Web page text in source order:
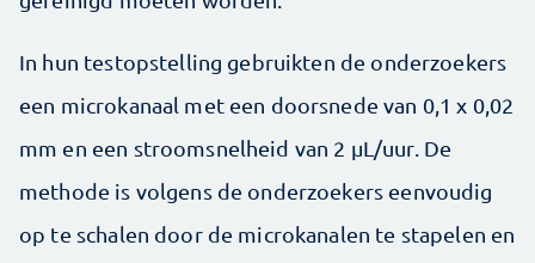
In hun testopstelling gebruikten de onderzoekers
een microkanaal met een doorsnede van 0,1 x 0,02
mm en een stroomsnelheid van 2 µL/uur. De
methode is volgens de onderzoekers eenvoudig
op te schalen door de microkanalen te stapelen en